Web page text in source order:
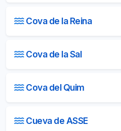
Cova de la Reina
Cova de la Sal
Cova del Quim
Cueva de ASSE